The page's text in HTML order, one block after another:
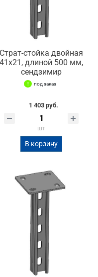
Страт-стойка двойная
41х21, длиной 500 мм,
сендзимир
под заказ
1 403 руб.
шт
В корзину